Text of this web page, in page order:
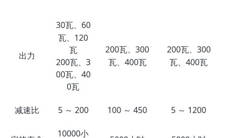
出力
30瓦、60
瓦、120
瓦
200瓦、3
00瓦、40
0瓦
200瓦、300
瓦、400瓦
200瓦、300
瓦、400瓦
减速比 5 ～ 200 100 ～ 450 5 ～ 1200
10000小